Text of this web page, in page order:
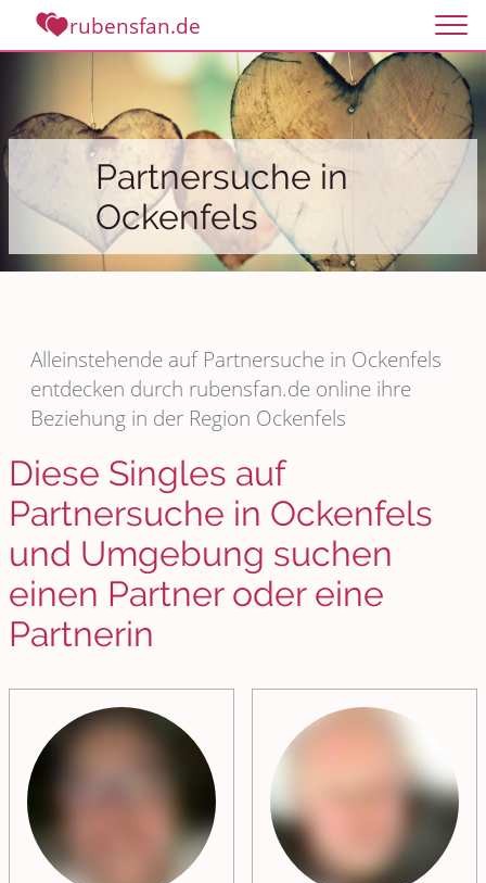
rubensfan.de
Partnersuche in
Ockenfels
Alleinstehende auf Partnersuche in Ockenfels
entdecken durch rubensfan.de online ihre
Beziehung in der Region Ockenfels
Diese Singles auf
Partnersuche in Ockenfels
und Umgebung suchen
einen Partner oder eine
Partnerin